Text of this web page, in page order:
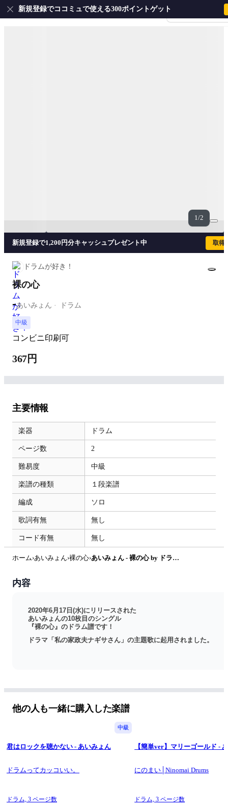
会員登録・ログイ
新規登録でココミュで使える300ポイントゲット
1/2
新規登録で1,200円分キャッシュプレゼント中 取得
ドラムが好き！
裸の心
-あいみょん ドラム
中級
コンビニ印刷可
367円
主要情報
楽器 ドラム
ページ数 2
難易度 中級
楽譜の種類 １段楽譜
編成 ソロ
歌詞有無 無し
コード有無 無し
ホーム›あいみょん›裸の心› あいみょん - 裸の心 by ドラムが好き！
内容
2020年6月17日(水)にリリースされた
あいみょんの10枚目のシングル
『裸の心』のドラム譜です！
ドラマ「私の家政夫ナギサさん」の主題歌に起用されました。
※もう少し簡単なバージョンや
ご希望の際は無料でアレンジさせて頂きますので
通常版をご購入後
までご連絡くださいますようお願い致します。
他の人も一緒に購入した楽譜
中級
君はロックを聴かない - あいみょん
ドラムってカッコいい。
ドラム, 3 ページ数
【簡単ver】マリーゴールド -
にのまい│Ninomai Drums
ドラム,3 ページ数